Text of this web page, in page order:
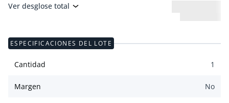
Ver desglose total
ESPECIFICACIONES DEL LOTE
Cantidad 1
Margen No